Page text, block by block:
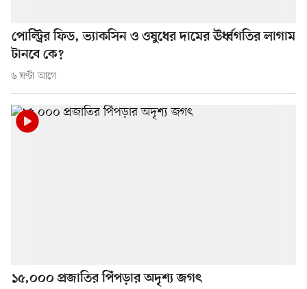
পোল্ট্রির ফিড, ভ্যাকসিন ও ওষুধের দামের ঊর্ধ্বগতির লাগাম
টানবে কে?
৬ ঘণ্টা আগে
১৫,০০০ প্রজাতির পিঁপড়ার অদৃশ্য জগৎ